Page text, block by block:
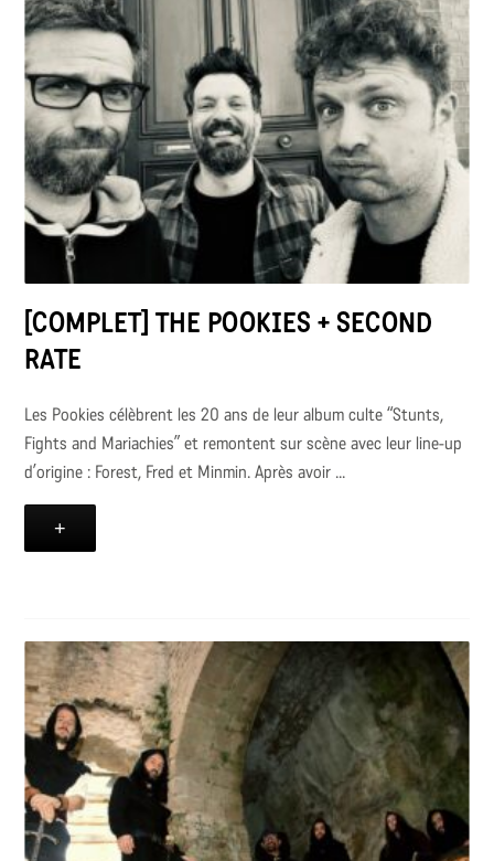
[COMPLET] THE POOKIES + SECOND
RATE
Les Pookies célèbrent les 20 ans de leur album culte “Stunts,
Fights and Mariachies” et remontent sur scène avec leur line-up
d’origine : Forest, Fred et Minmin. Après avoir ...
+